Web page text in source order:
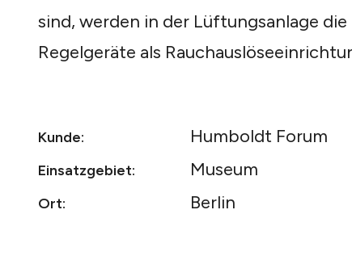
sind, werden in der Lüftungsanlage
Regelgeräte als
Kunde: Humboldt Forum
Einsatzgebiet: Museum
Ort: Berlin